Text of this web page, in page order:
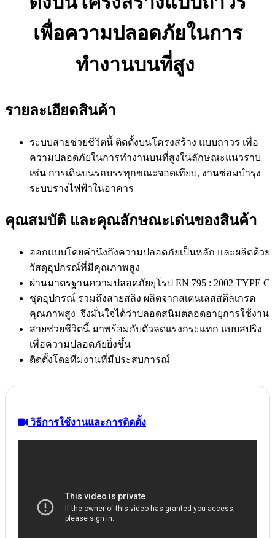
เพื่อความปลอดภัยในการ
ทำงานบนที่สูง
รายละเอียดสินค้า
ระบบสายช่วยชีวิตนี้ ติดตั้งบนโครงสร้าง แบบถาวร เพื่อ
ความปลอดภัยในการทำงานบนที่สูงในลักษณะแนวราบ
เช่น การเดินบนรถบรรทุกขณะจอดเทียบ, งานซ่อมบำรุง
ระบบรางไฟฟ้าในอาคาร
คุณสมบัติ และคุณลักษณะเด่นของสินค้า
ออกแบบโดยคำนึงถึงความปลอดภัยเป็นหลัก และผลิตด้วย
วัสดุอุปกรณ์ที่มีคุณภาพสูง
ผ่านมาตรฐานความปลอดภัยยุโรป EN 795 : 2002 TYPE C
ชุดอุปกรณ์ รวมถึงสายสลิง ผลิตจากสเตนเลสสตีลเกรด
คุณภาพสูง จึงมั่นใจได้ว่าปลอดสนิมตลอดอายุการใช้งาน
สายช่วยชีวิตนี้ มาพร้อมกับตัวลดแรงกระแทก แบบสปริง
เพื่อความปลอดภัยยิ่งขึ้น
ติดตั้งโดยทีมงานที่มีประสบการณ์
วิธีการใช้งานและการติดตั้ง